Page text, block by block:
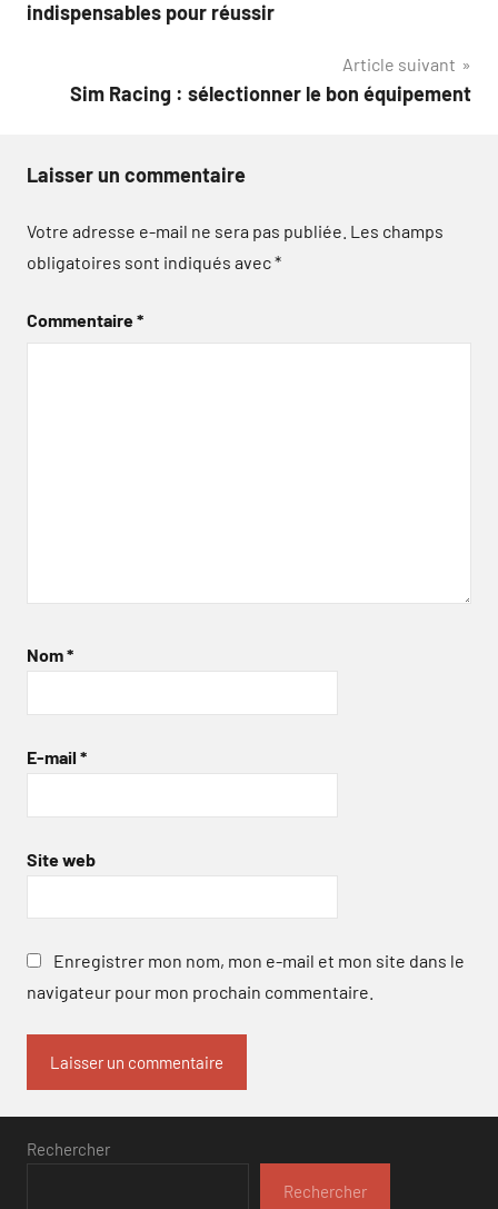
indispensables pour réussir
Article suivant
Sim Racing : sélectionner le bon équipement
Laisser un commentaire
Votre adresse e-mail ne sera pas publiée. Les champs
obligatoires sont indiqués avec*
Commentaire*
Nom*
E-mail *
Site web
Enregistrer mon nom, mon e-mail et mon site dans le
navigateur pour mon prochain commentaire.
Rechercher
Rechercher